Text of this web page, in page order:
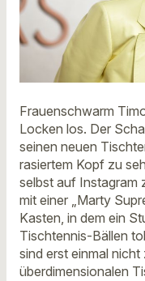
Frauenschwarm
Locken los. Der
seinen neuen
rasiertem Kopf zu
selbst auf Instagram
mit einer „Marty
Kasten, in dem ein
Tischtennis-Bällen
sind erst einmal
überdimensionalen